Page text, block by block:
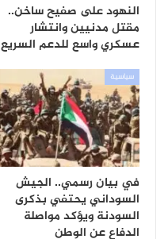
النهود على صفيح ساخن..
مقتل مدنيين وانتشار
عسكري واسع للدعم السريع
سياسية
في بيان رسمي.. الجيش
السوداني يحتفي بذكرى
السودنة ويؤكد مواصلة
الدفاع عن الوطن